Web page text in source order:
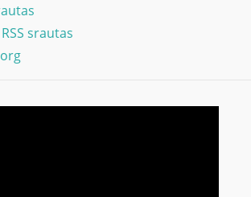
srautas